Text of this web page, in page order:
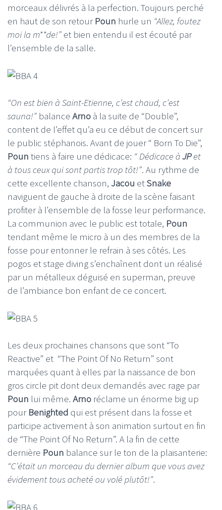
morceaux délivrés à la perfection. Toujours perché
en haut de son retour Poun hurle un “Allez, foutez
moi la m**de!” et bien entendu il est écouté par
l’ensemble de la salle.
“On est bien à Saint-Etienne, c’est chaud, c’est
sauna!” balance Arno à la suite de “Double”,
content de l’effet qu’a eu ce début de concert sur
le public stéphanois. Avant de jouer “ Born To Die”,
Poun tiens à faire une dédicace: “ Dédicace à JPet
à tous ceux qui sont partis trop tôt!”. Au rythme de
cette excellente chanson, Jacou etSnake
naviguent de gauche à droite de la scène faisant
profiter à l’ensemble de la fosse leur performance.
La communion avec le public est totale, Poun
tendant même le micro à un des membres de la
fosse pour entonner le refrain à ses côtés. Les
pogos et stage diving s’enchaînent dont un réalisé
par un métalleux déguisé en superman, preuve
de l’ambiance bon enfant de ce concert.
Les deux prochaines chansons que sont “To
Reactive” et “The Point Of No Return” sont
marquées quant à elles par la naissance de bon
gros circle pit dont deux demandés avec rage par
Poun lui même. Arno réclame un énorme big up
pour Benighted qui est présent dans la fosse et
participe activement à son animation surtout en fin
de “The Point Of No Return”. A la fin de cette
dernière Poun balance sur le ton de la plaisanterie:
“C’était un morceau du dernier album que vous avez
évidement tous acheté ou volé plutôt!”.